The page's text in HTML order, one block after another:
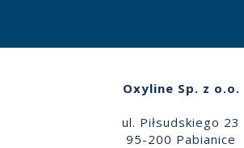
Oxyline Sp. z o.o.
ul. Piłsudskiego 23
95-200 Pabianice